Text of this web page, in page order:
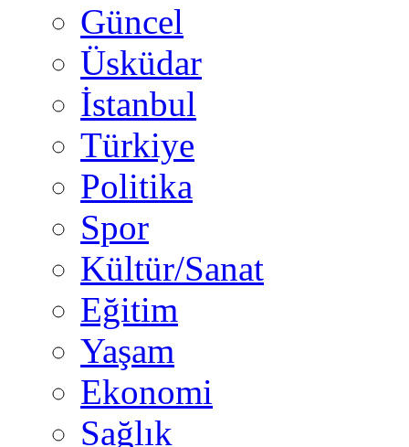
Güncel
Üsküdar
İstanbul
Türkiye
Politika
Spor
Kültür/Sanat
Eğitim
Yaşam
Ekonomi
Sağlık